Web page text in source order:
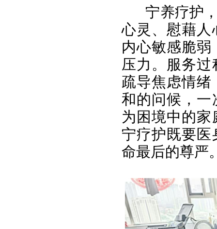
宁养疗护
心灵、慰藉人
内心敏感脆
压力。服务
疏导焦虑情
和的问候，一
为困境中的
宁疗护既要
命最后的尊严